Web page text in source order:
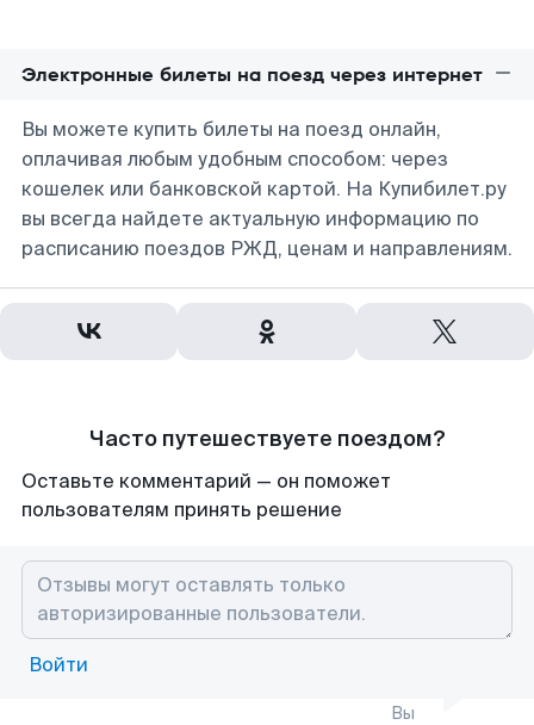
Электронные билеты на поезд через интернет
Вы можете купить билеты на поезд онлайн,
оплачивая любым удобным способом: через
кошелек или банковской картой. На Купибилет.ру
вы всегда найдете актуальную информацию по
расписанию поездов РЖД, ценам и направлениям.
Часто путешествуете поездом?
Оставьте комментарий — он поможет
пользователям принять решение
Войти
Вы